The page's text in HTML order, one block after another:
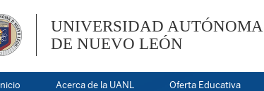
UNIVERSIDAD AUTÓNOMA
DE NUEVO LEÓN
Inicio Acerca de la UANL Oferta Educativa